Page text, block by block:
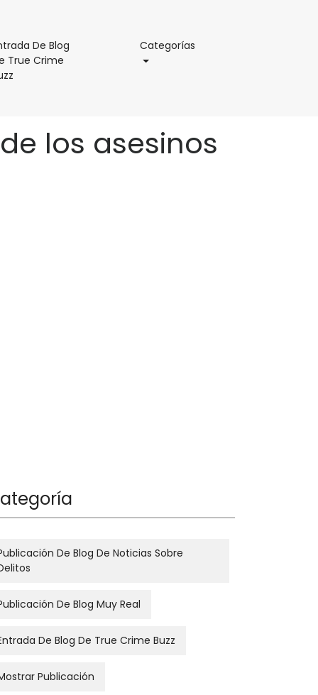
De Blog
True Crime
Entrada
True
Crime
Categorías
los asesinos
De Blog De Noticias Sobre
De Blog Muy Real
De Blog De True Crime Buzz
Publicación